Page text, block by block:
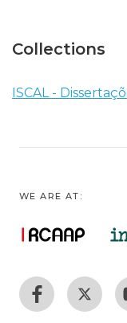
Collections
ISCAL -
WE ARE AT: